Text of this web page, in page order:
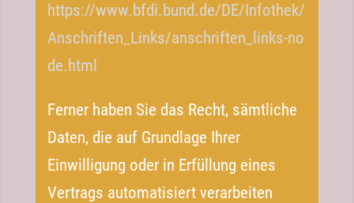
https://​www​.bfdi​.bund​.de/​D​E​/​I​n​f​o​t​h​e​k​/​
A​n​s​c​h​r​i​f​t​e​n​_​L​i​n​k​s​/​a​n​s​c​h​r​i​f​t​e​n​_​l​i​n​k​s​-​n​o​
d​e​.html
Ferner haben Sie das Recht, sämtliche
Daten, die auf Grundlage Ihrer
Einwilligung oder in Erfüllung eines
Vertrags automatisiert verarbeiten